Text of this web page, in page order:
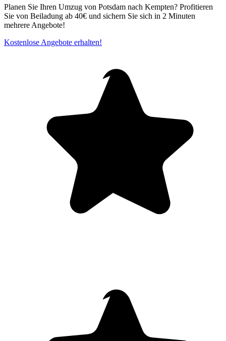
Planen Sie Ihren Umzug von Potsdam nach Kempten? Profitieren
Sie von Beiladung ab 40€ und sichern Sie sich in 2 Minuten
mehrere Angebote!
Kostenlose Angebote erhalten!